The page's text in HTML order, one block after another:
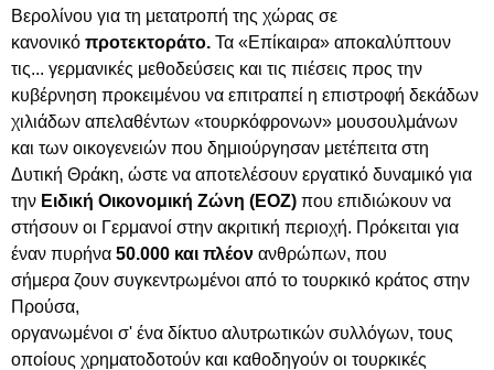
Βερολίνου για τη μετατροπή της χώρας σε
κανονικό προτεκτοράτο. Τα «Επίκαιρα» αποκαλύπτουν
τις... γερμανικές μεθοδεύσεις και τις πιέσεις προς την
κυβέρνηση προκειμένου να επιτραπεί η επιστροφή δεκάδων
χιλιάδων απελαθέντων «τουρκόφρονων» μουσουλμάνων
και των οικογενειών που δημιούργησαν μετέπειτα στη
Δυτική Θράκη, ώστε να αποτελέσουν εργατικό δυναμικό για
την Ειδική Οικονομική Ζώνη (ΕΟΖ) που επιδιώκουν να
στήσουν οι Γερμανοί στην ακριτική περιοχή. Πρόκειται για
έναν πυρήνα 50.000 και πλέον ανθρώπων, που
σήμερα ζουν συγκεντρωμένοι από το τουρκικό κράτος στην
Προύσα,
οργανωμένοι σ' ένα δίκτυο αλυτρωτικών συλλόγων, τους
οποίους χρηματοδοτούν και καθοδηγούν οι τουρκικές